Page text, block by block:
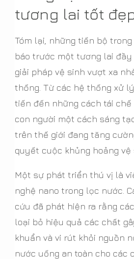
tương lai tốt
Tóm lại, những tiến bộ
báo trước một tương lai đầy
giải pháp vệ sinh vượt xa
thống. Từ các hệ thống xử
tiến đến những cách tái
con người một cách sáng
trên thế giới đang tăng
quyết cuộc khủng hoảng vệ
Một sự phát triển thú vị là
nghệ nano trong lọc nước.
cứu đã phát hiện ra rằng
loại bỏ hiệu quả các chất
khuẩn và vi rút khỏi nguồn
nước uống an toàn cho các